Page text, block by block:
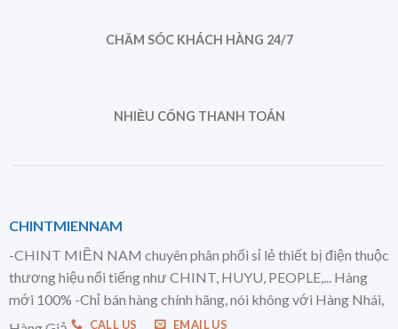
CHĂM SÓC KHÁCH HÀNG 24/7
NHIỀU CỔNG THANH TOÁN
CHINTMIENNAM
-CHINT MIỀN NAM chuyên phân phối sỉ lẻ thiết bị điện thuộc
thương hiệu nổi tiếng như CHINT, HUYU, PEOPLE,... Hàng
mới 100% -Chỉ bán hàng chính hãng, nói không với Hàng Nhái,
CALL US EMAIL US